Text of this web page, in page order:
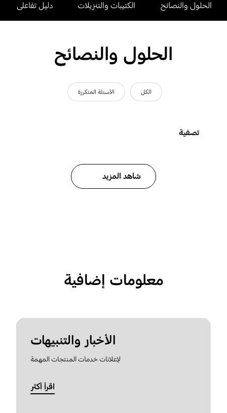
الحلول والنصائح الكتيبات والتنزيلات دليل تفاعلى
الحلول والنصائح
الكل الأسئلة المتكررة
تصفية
شاهد المزيد
معلومات إضافية
الأخبار والتنبيهات
لإعلانات خدمات المنتجات المهمة
اقرأ أكثر